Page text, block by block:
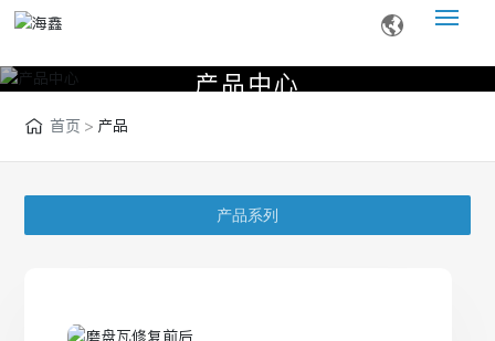
网站首页
关于我们
产品中心
产品中心
首页 产品
产品系列